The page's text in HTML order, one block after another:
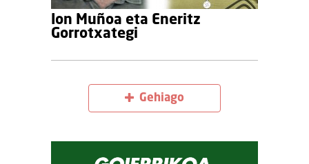
Ion Muñoa eta Eneritz
Gorrotxategi
Gehiago